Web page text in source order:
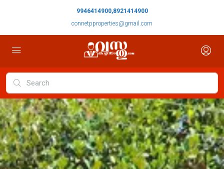
9946414900,8921414900
connetpproperties@gmail.com